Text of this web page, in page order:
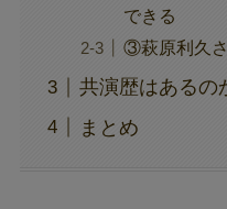
できる
③萩原利久
共演歴はあるの
まとめ